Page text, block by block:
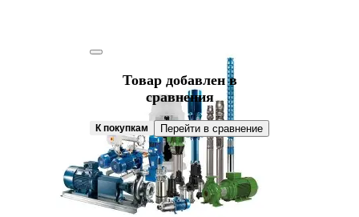
Товар добавлен в
сравнения
К покупкам Перейти в сравнение